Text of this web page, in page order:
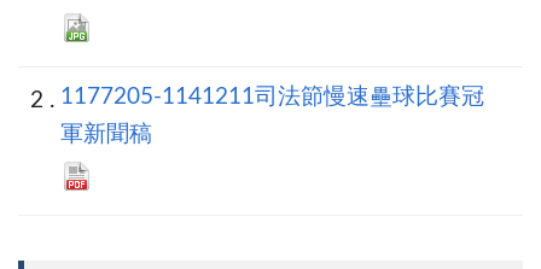
1177205-1141211司法節慢速壘球比賽冠
軍新聞稿